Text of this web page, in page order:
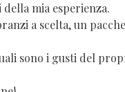
mia esperienza.
a scelta, un
sono i gusti del